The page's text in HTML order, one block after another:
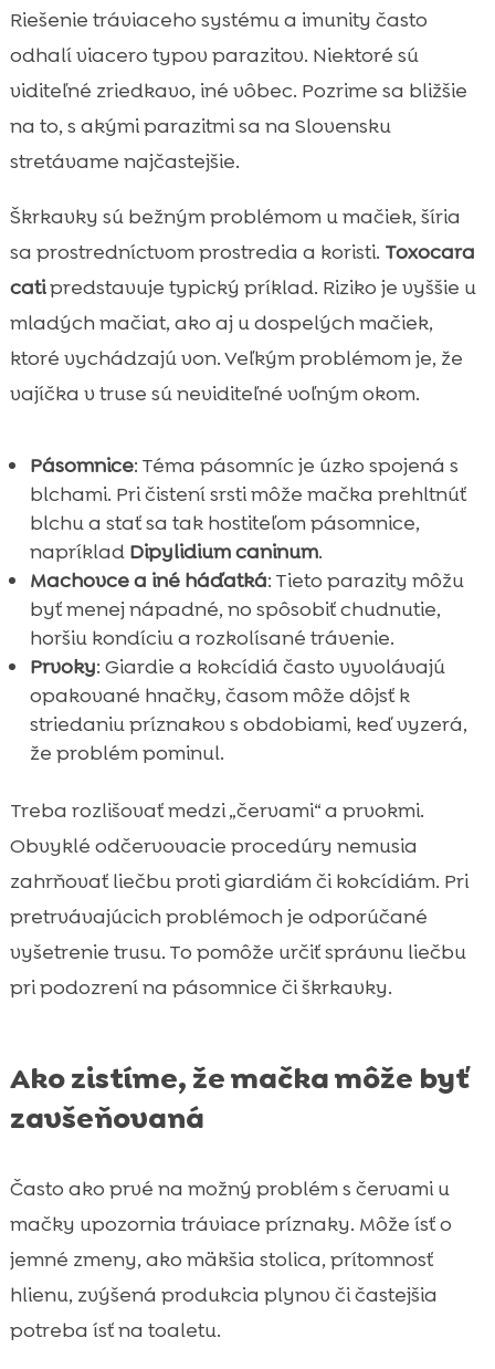
Riešenie tráviaceho systému a imunity často
odhalí viacero typov parazitov. Niektoré sú
viditeľné zriedkavo, iné vôbec. Pozrime sa bližšie
na to, s akými parazitmi sa na Slovensku
stretávame najčastejšie.
Škrkavky sú bežným problémom u mačiek, šíria
sa prostredníctvom prostredia a koristi. Toxocara
catipredstavuje typický príklad. Riziko je vyššie u
mladých mačiat, ako aj u dospelých mačiek,
ktoré vychádzajú von. Veľkým problémom je, že
vajíčka v truse sú neviditeľné voľným okom.
Pásomnice: Téma pásomníc je úzko spojená s
blchami. Pri čistení srsti môže mačka prehltnúť
blchu a stať sa tak hostiteľom pásomnice,
napríklad Dipylidium caninum.
Machovce a iné háďatká: Tieto parazity môžu
byť menej nápadné, no spôsobiť chudnutie,
horšiu kondíciu a rozkolísané trávenie.
Prvoky: Giardie a kokcídiá často vyvolávajú
opakované hnačky, časom môže dôjsť k
striedaniu príznakov s obdobiami, keď vyzerá,
že problém pominul.
Treba rozlišovať medzi „červami“ a prvokmi.
Obvyklé odčervovacie procedúry nemusia
zahrňovať liečbu proti giardiám či kokcídiám. Pri
pretrvávajúcich problémoch je odporúčané
vyšetrenie trusu. To pomôže určiť správnu liečbu
pri podozrení na pásomnice či škrkavky.
Ako zistíme, že mačka môže byť
zavšeňovaná
Často ako prvé na možný problém s červami u
mačky upozornia tráviace príznaky. Môže ísť o
jemné zmeny, ako mäkšia stolica, prítomnosť
hlienu, zvýšená produkcia plynov či častejšia
potreba ísť na toaletu.